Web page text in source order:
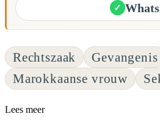
✓
Rechtszaak Gevangenis
Marokkaanse vrouw
Lees meer